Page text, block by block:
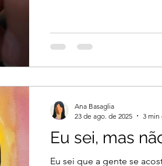
Eu sei, mas
Eu sei que a gente se
Ana Basaglia
23 de ago. de 2025
3 min